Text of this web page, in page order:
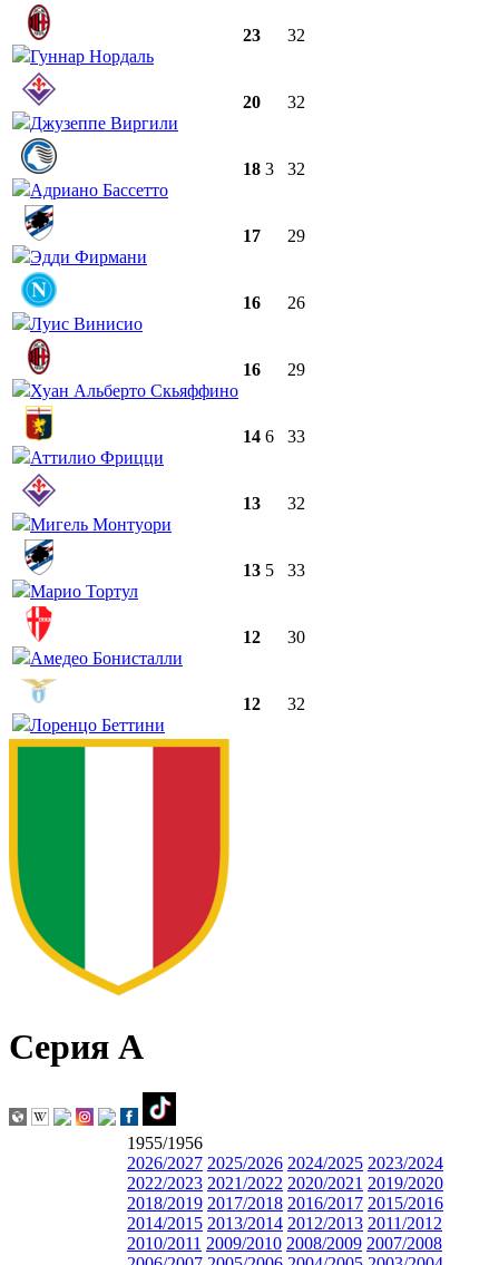
Гуннар Нордаль
23 32
Джузеппе Виргили
20 32
Адриано Бассетто
18 3 32
Эдди Фирмани
17 29
Луис Винисио
16 26
Хуан Альберто Скьяффино
16 29
Аттилио Фрицци
14 6 33
Мигель Монтуори
13 32
Марио Тортул
13 5 33
Амедео Бонисталли
12 30
Лоренцо Беттини
12 32
Серия А
1955/1956
2026/2027 2025/2026 2024/2025 2023/2024
2022/2023 2021/2022 2020/2021 2019/2020
2018/2019 2017/2018 2016/2017 2015/2016
2014/2015 2013/2014 2012/2013 2011/2012
2010/2011 2009/2010 2008/2009 2007/2008